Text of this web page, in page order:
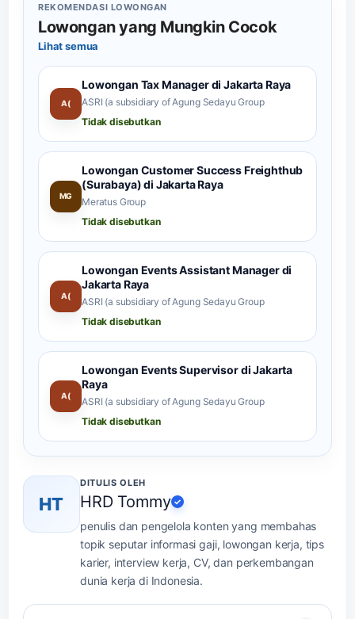
REKOMENDASI LOWONGAN
Lowongan yang Mungkin Cocok
Lihat semua
A(
Lowongan Tax Manager di Jakarta Raya
ASRI (a subsidiary of Agung Sedayu Group
Tidak disebutkan
MG
Lowongan Customer Success Freighthub
(Surabaya) di Jakarta Raya
Meratus Group
Tidak disebutkan
A(
Lowongan Events Assistant Manager di
Jakarta Raya
ASRI (a subsidiary of Agung Sedayu Group
Tidak disebutkan
A(
Lowongan Events Supervisor di Jakarta
Raya
ASRI (a subsidiary of Agung Sedayu Group
Tidak disebutkan
HT
DITULIS OLEH
HRD Tommy ✓
penulis dan pengelola konten yang membahas
topik seputar informasi gaji, lowongan kerja, tips
karier, interview kerja, CV, dan perkembangan
dunia kerja di Indonesia.